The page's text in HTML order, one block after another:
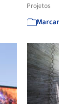
Projetos
Marcar